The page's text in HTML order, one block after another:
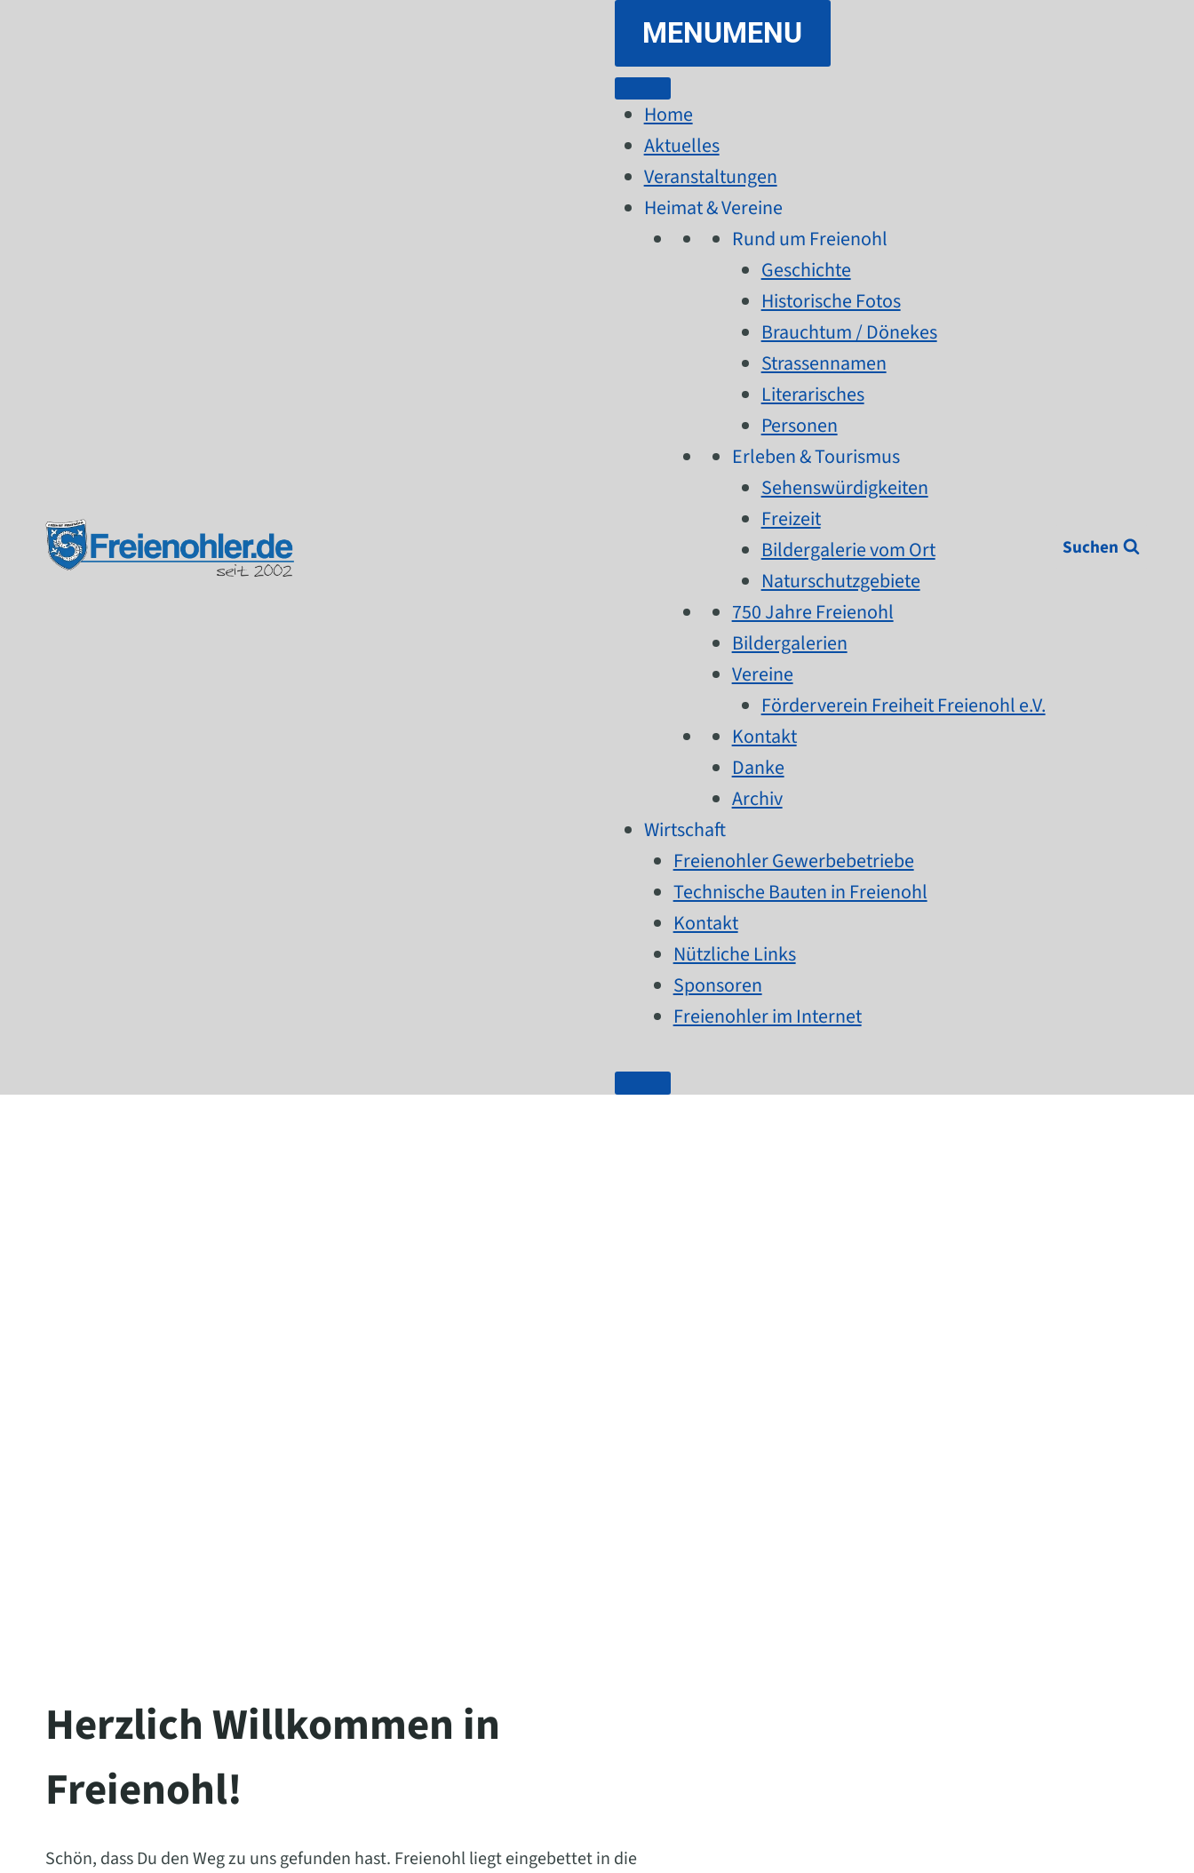
MENUMENU
Home
Aktuelles
Veranstaltungen
Heimat & Vereine
Rund um Freienohl
Geschichte
Historische Fotos
Brauchtum / Dönekes
Strassennamen
Literarisches
Personen
Erleben & Tourismus
Sehenswürdigkeiten
Freizeit
Bildergalerie vom Ort
Naturschutzgebiete
750 Jahre Freienohl
Bildergalerien
Vereine
Förderverein Freiheit Freienohl e.V.
Kontakt
Danke
Archiv
Wirtschaft
Freienohler Gewerbebetriebe
Technische Bauten in Freienohl
Kontakt
Nützliche Links
Sponsoren
Freienohler im Internet
Suchen
Herzlich Willkommen in
Freienohl!
Schön, dass Du den Weg zu uns gefunden hast. Freienohl liegt eingebettet in die